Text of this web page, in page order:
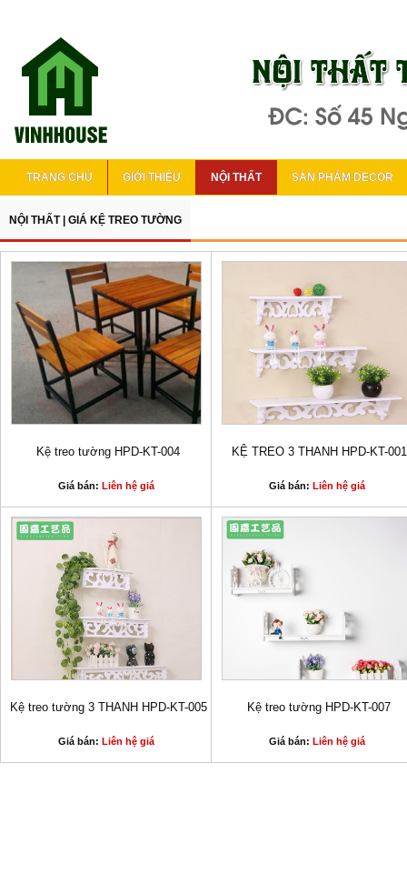
TRANG CHỦ GIỚI THIỆU NỘI THẤT SẢN PHẨM DECOR
NỘI THẤT| GIÁ KỆ TREO TƯỜNG
Kệ treo tường HPD-KT-004
Giá bán: Liên hệ giá
KỆ TREO 3 THANH HPD-KT-001
Giá bán: Liên hệ giá
Kệ treo tường 3 THANH HPD-KT-005
Giá bán: Liên hệ giá
Kệ treo tường HPD-KT-007
Giá bán: Liên hệ giá